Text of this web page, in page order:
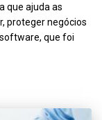
que ajuda as
proteger negócios
que foi